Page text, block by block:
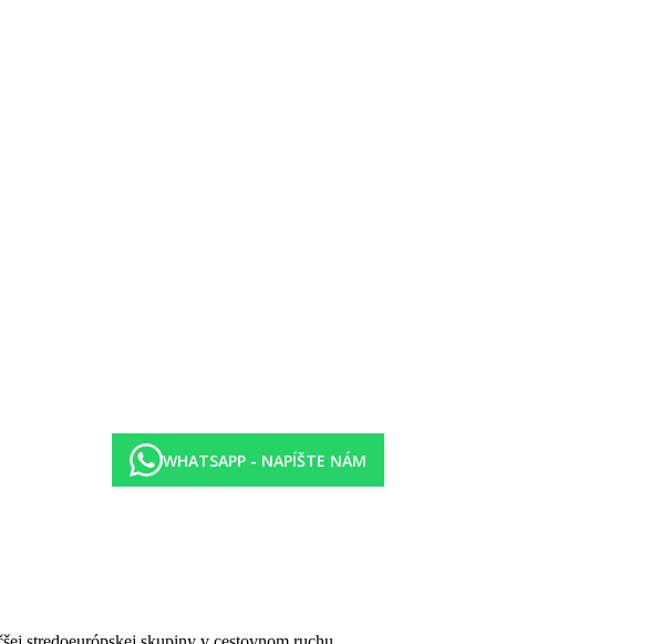
zadarmo)
a alkoholických nápojov miestnej výroby
WHATSAPP - NAPÍŠTE NÁM